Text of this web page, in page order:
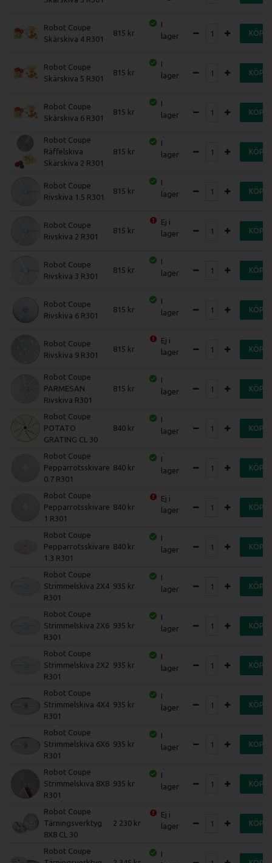
Robot Coupe
Skärskiva 4 R301
815
I
lager
KÖP
Robot Coupe
Skärskiva 5 R301
815
I
lager
KÖP
Robot Coupe
Skärskiva 6 R301
815
I
lager
KÖP
Robot Coupe
Räffelskiva
Skärskiva 2 R301
815
I
lager
KÖP
Robot Coupe
Rivskiva 1.5 R301
815
I
lager
KÖP
Robot Coupe
Rivskiva 2 R301
815
Ej i
lager
KÖP
Robot Coupe
Rivskiva 3 R301
815
I
lager
KÖP
Robot Coupe
Rivskiva 6 R301
815
I
lager
KÖP
Robot Coupe
Rivskiva 9 R301
815
Ej i
lager
KÖP
Robot Coupe
PARMESAN
Rivskiva R301
815
I
lager
KÖP
Robot Coupe
POTATO
GRATING CL 30
840
I
lager
KÖP
Robot Coupe
Pepparrotsskivare
0.7 R301
840
I
lager
KÖP
Robot Coupe
Pepparrotsskivare
1 R301
840
Ej i
lager
KÖP
Robot Coupe
Pepparrotsskivare
1.3 R301
840
I
lager
KÖP
Robot Coupe
Strimmelskiva 2X4
R301
935
I
lager
KÖP
Robot Coupe
Strimmelskiva 2X6
R301
935
I
lager
KÖP
Robot Coupe
Strimmelskiva 2X2
R301
935
I
lager
KÖP
Robot Coupe
Strimmelskiva 4X4
R301
935
I
lager
KÖP
Robot Coupe
Strimmelskiva 6X6
R301
935
I
lager
KÖP
Robot Coupe
Strimmelskiva 8X8
R301
935
I
lager
KÖP
Robot Coupe
Tärningsverktyg
8X8 CL 30
2 230
Ej i
lager
KÖP
Robot Coupe
I